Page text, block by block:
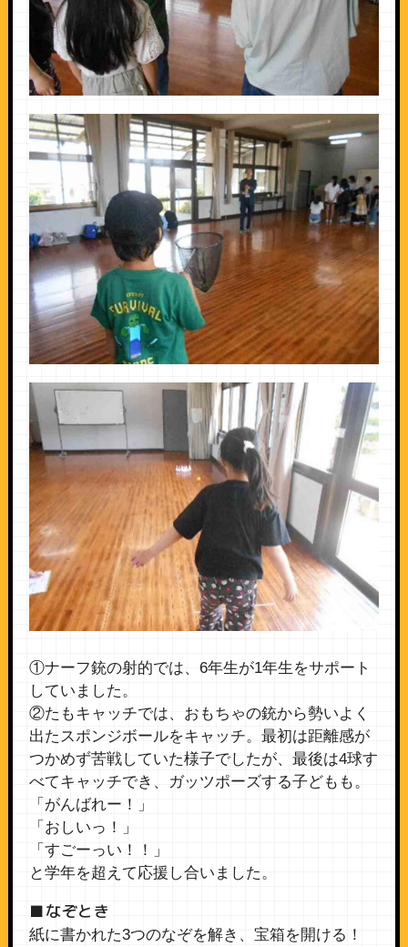
①ナーフ銃の射的では、6年生が1年生をサポート
していました。
②たもキャッチでは、おもちゃの銃から勢いよく
出たスポンジボールをキャッチ。最初は距離感が
つかめず苦戦していた様子でしたが、最後は4球す
べてキャッチでき、ガッツポーズする子どもも。
「がんばれー！」
「おしいっ！」
「すごーっい！！」
と学年を超えて応援し合いました。
■なぞとき
紙に書かれた3つのなぞを解き、宝箱を開ける！